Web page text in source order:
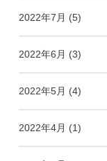
2022年7月 (5)
2022年6月 (3)
2022年5月 (4)
2022年4月 (1)